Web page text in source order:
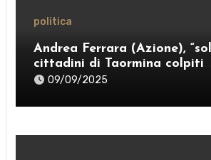
politica
Andrea Ferrara (Azione),
cittadini di Taormina colpiti
dall’ordinanza sui rifiuti;
PRT”
09/09/2025